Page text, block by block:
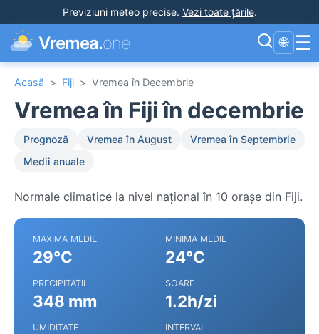
Previziuni meteo precise. Vezi toate țările.
Vremea.one 🌐 ☰
Acasă > Fiji > Vremea în Decembrie
Vremea în Fiji în decembrie
Prognoză Vremea în August
Vremea în Septembrie
Medii anuale
Normale climatice la nivel național în 10 orașe din Fiji.
MAXIMA MEDIE
29°C
MINIMA MEDIE
24°C
PRECIPITAȚII
348 mm
SOARE
1.2h/zi
UMIDITATE INTERVAL